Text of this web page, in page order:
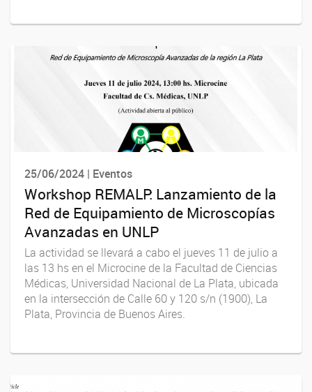
25/06/2024 | Eventos
Workshop REMALP: Lanzamiento de la
Red de Equipamiento de Microscopías
Avanzadas en UNLP
La actividad se llevará a cabo el jueves 11 de julio a
las 13 hs en el Microcine de la Facultad de Ciencias
Médicas, Universidad Nacional de La Plata, ubicada
en la intersección de Calle 60 y 120 s/n (1900), La
Plata, Provincia de Buenos Aires.